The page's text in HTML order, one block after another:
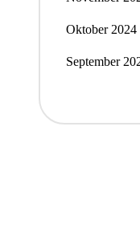
Oktober 2024
September